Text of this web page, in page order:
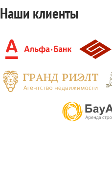
Наши клиенты